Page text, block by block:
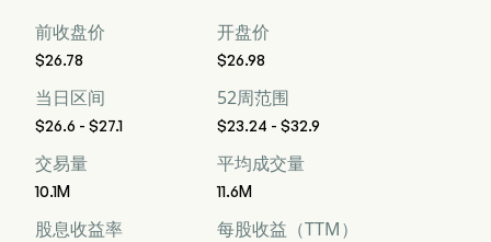
前收盘价
$26.78
开盘价
$26.98
当日区间
$26.6 - $27.1
52周范围
$23.24 - $32.9
交易量
10.1M
平均成交量
11.6M
股息收益率 每股收益（TTM）